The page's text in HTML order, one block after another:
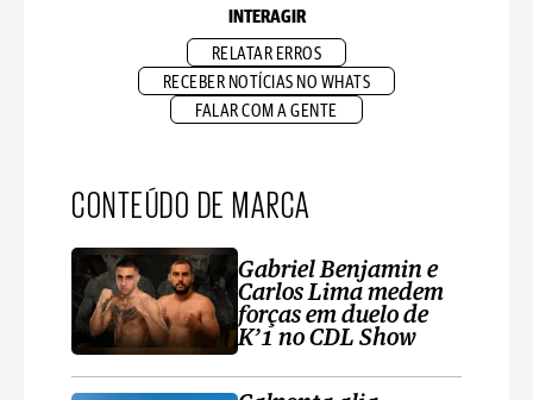
INTERAGIR
RELATAR ERROS
RECEBER NOTÍCIAS NO WHATS
FALAR COM A GENTE
CONTEÚDO DE MARCA
Gabriel Benjamin e
Carlos Lima medem
forças em duelo de
K’1 no CDL Show